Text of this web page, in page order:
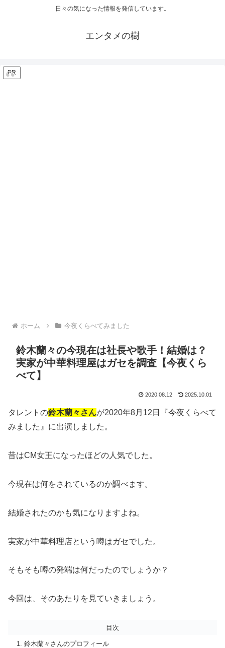
日々の気になった情報を発信しています。
エンタメの樹
PR
ホーム 今夜くらべてみました
鈴木蘭々の今現在は社長や歌手！結婚は？
実家が中華料理屋はガセを調査【今夜くら
べて】
2020.08.12 2025.10.01
タレントの鈴木蘭々さんが2020年8月12日『今夜くらべて
みました』に出演しました。
昔はCM女王になったほどの人気でした。
今現在は何をされているのか調べます。
結婚されたのかも気になりますよね。
実家が中華料理店という噂はガセでした。
そもそも噂の発端は何だったのでしょうか？
今回は、そのあたりを見ていきましょう。
目次
鈴木蘭々さんのプロフィール